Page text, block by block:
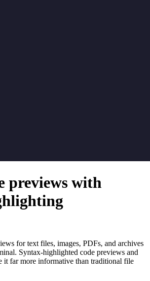
with
for text files, images, PDFs, and archives
Syntax-highlighted code previews and
it far more informative than traditional file